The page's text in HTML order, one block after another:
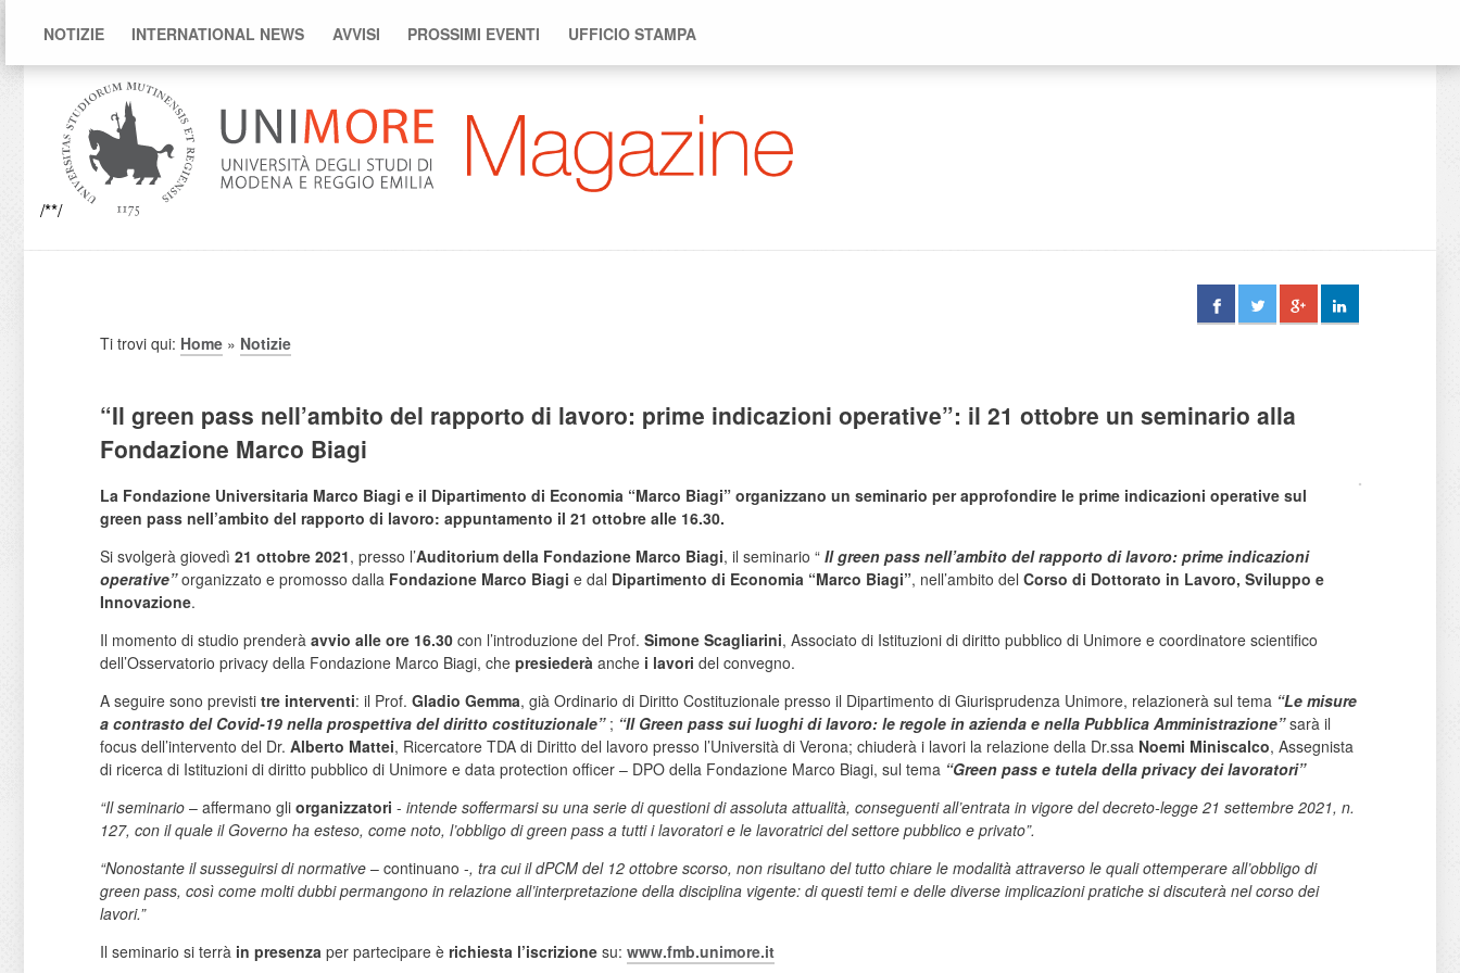
NOTIZIE INTERNATIONAL NEWS AVVISI PROSSIMI EVENTI UFFICIO STAMPA
/**/
Ti trovi qui: Home » Notizie
“Il green pass nell’ambito del rapporto di lavoro: prime indicazioni operative”: il 21 ottobre un seminario alla
Fondazione Marco Biagi
La Fondazione Universitaria Marco Biagi e il Dipartimento di Economia “Marco Biagi” organizzano un seminario per approfondire le prime indicazioni operative sul
green pass nell’ambito del rapporto di lavoro: appuntamento il 21 ottobre alle 16.30.
Si svolgerà giovedì 21 ottobre 2021, presso l’Auditorium della Fondazione Marco Biagi, il seminario “ Il green pass nell’ambito del rapporto di lavoro: prime indicazioni
operative” organizzato e promosso dalla Fondazione Marco Biagi e dal Dipartimento di Economia “Marco Biagi”, nell’ambito del Corso di Dottorato in Lavoro, Sviluppo e
Innovazione.
Il momento di studio prenderà avvio alle ore 16.30 con l’introduzione del Prof. Simone Scagliarini, Associato di Istituzioni di diritto pubblico di Unimore e coordinatore scientifico
dell’Osservatorio privacy della Fondazione Marco Biagi, che presiederà anche i lavori del convegno.
A seguire sono previsti tre interventi: il Prof. Gladio Gemma, già Ordinario di Diritto Costituzionale presso il Dipartimento di Giurisprudenza Unimore, relazionerà sul tema “Le misure
a contrasto del Covid-19 nella prospettiva del diritto costituzionale” ; “Il Green pass sui luoghi di lavoro: le regole in azienda e nella Pubblica Amministrazione” sarà il
focus dell’intervento del Dr. Alberto Mattei, Ricercatore TDA di Diritto del lavoro presso l’Università di Verona; chiuderà i lavori la relazione della Dr.ssa Noemi Miniscalco, Assegnista
di ricerca di Istituzioni di diritto pubblico di Unimore e data protection officer – DPO della Fondazione Marco Biagi, sul tema “Green pass e tutela della privacy dei lavoratori”
“Il seminario – affermano gli organizzatori - intende soffermarsi su una serie di questioni di assoluta attualità, conseguenti all’entrata in vigore del decreto-legge 21 settembre 2021, n.
127, con il quale il Governo ha esteso, come noto, l’obbligo di green pass a tutti i lavoratori e le lavoratrici del settore pubblico e privato”.
“Nonostante il susseguirsi di normative – continuano -, tra cui il dPCM del 12 ottobre scorso, non risultano del tutto chiare le modalità attraverso le quali ottemperare all’obbligo di
green pass, così come molti dubbi permangono in relazione all’interpretazione della disciplina vigente: di questi temi e delle diverse implicazioni pratiche si discuterà nel corso dei
lavori.”
Il seminario si terrà in presenza per partecipare è richiesta l’iscrizione su: www.fmb.unimore.it